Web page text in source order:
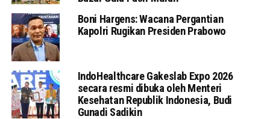
Boni Hargens: Wacana Pergantian
Kapolri Rugikan Presiden Prabowo
IndoHealthcare Gakeslab Expo 2026
secara resmi dibuka oleh Menteri
Kesehatan Republik Indonesia, Budi
Gunadi Sadikin